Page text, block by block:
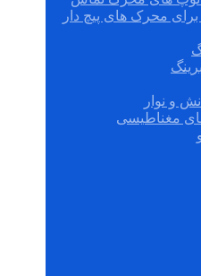
برای محرک های پیچ دار
و نوار
مغناطیسی